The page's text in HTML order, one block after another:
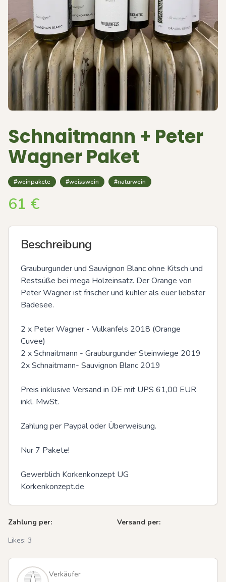
Schnaitmann + Peter
Wagner Paket
#weinpakete #weisswein #naturwein
61 €
Beschreibung
Grauburgunder und Sauvignon Blanc ohne Kitsch und
Restsüße bei mega Holzeinsatz. Der Orange von
Peter Wagner ist frischer und kühler als euer liebster
Badesee.
2 x Peter Wagner - Vulkanfels 2018 (Orange
Cuvee)
2 x Schnaitmann - Grauburgunder Steinwiege 2019
2x Schnaitmann- Sauvignon Blanc 2019
Preis inklusive Versand in DE mit UPS 61,00 EUR
inkl. MwSt.
Zahlung per Paypal oder Überweisung.
Nur 7 Pakete!
Gewerblich Korkenkonzept UG
Korkenkonzept.de
Zahlung per:
Versand per:
Likes: 3
Verkäufer